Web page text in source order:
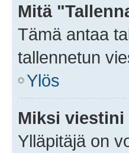
Mitä
Tämä antaa
tallennetun
Ylös
Miksi
Ylläpitäjä on